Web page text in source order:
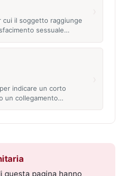
cui il soggetto raggiunge
sessuale…
indicare un corto
un collegamento…
questa pagina hanno